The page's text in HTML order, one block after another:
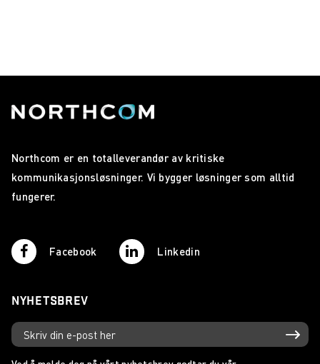
Northcom er en totalleverandør av kritiske
kommunikasjonsløsninger. Vi bygger løsninger som alltid
fungerer.
Facebook Linkedin
NYHETSBREV